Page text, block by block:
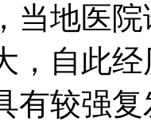
当地医
，自此
有较强